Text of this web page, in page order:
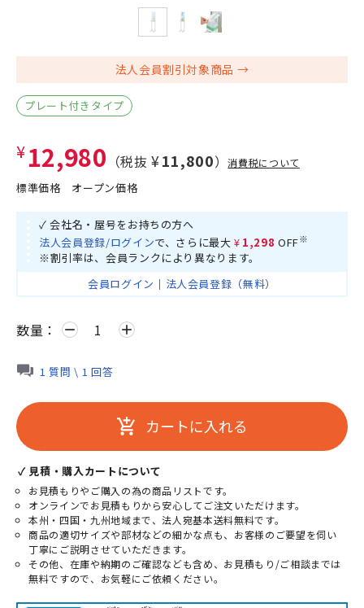
法人会員割引対象商品
プレート付きタイプ
¥12,980 （税抜 ¥11,800）消費税について
標準価格 オープン価格
✓ 会社名・屋号をお持ちの方へ
法人会員登録/ログインで、さらに最大 ¥1,298 OFF※
※割引率は、会員ランクにより異なります。
会員ログイン ｜ 法人会員登録（無料）
数量： remove add
1 質問 \ 1 回答
add_shopping_cart カートに入れる
✓ 見積・購入カートについて
お見積もりやご購入の為の商品リストです。
オンラインでお見積もりから安心してご注文いただけます。
本州・四国・九州地域まで、法人宛基本送料無料です。
商品の適切サイズや部材などの細かな点も、お客様のご要望を伺い
丁寧にご説明させていただきます。
その他、在庫や納期のご確認なども含め、お見積もり/ご相談までは
無料ですので、お気軽にご依頼ください。